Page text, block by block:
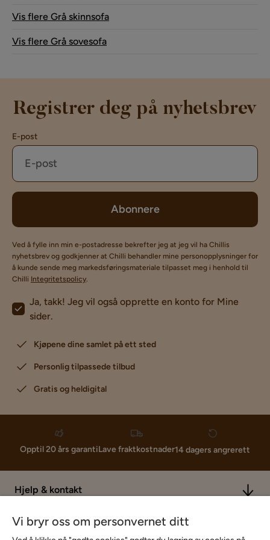
Vis flere Grå skinnsofa
Vis flere Grå sovesofa
Registrer deg på nyhetsbrev
E-post
Abonnere
Ved å fylle inn min e-postadresse bekrefter jeg at jeg vil ha Chillis
nyhetsbrev og godkjenner at Chilli behandler mine personopplysninger for
å kunde sende meg markedsføringsmateriale tilpasset meg i henhold til
Chilli Integritetspolicy.
Ja, takk! Jeg vil også opprette en konto for Mine
sider.
Kjøpene dine samlet på ett sted
Personlig tilpassede tilbud
Gratis og heldigital
Opptil 20 års garantiLave fraktkostnader14 dagers angrerett
Hjelp & kontakt
Sortiment & tilbud
Vi bryr oss om personvernet ditt